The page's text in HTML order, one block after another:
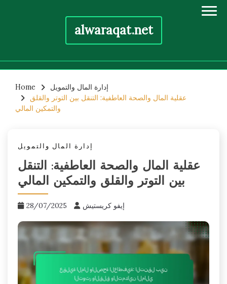
alwaraqat.net
content
Home
إدارة المال والتمويل
عقلية المال والصحة العاطفية: التنقل بين التوتر والقلق
والتمكين المالي
إدارة المال والتمويل
عقلية المال والصحة العاطفية: التنقل
بين التوتر والقلق والتمكين المالي
28/07/2025 إيفو كريستيش